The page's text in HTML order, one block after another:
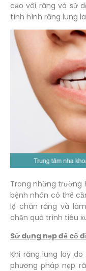
cạo vôi răng và sử
tình hình răng lung
Trong những trường
bệnh nhân có thể
lộ chân răng và
chặn quá trình tiêu
Sử dụng nẹp để cố
Khi răng lung lay
phương pháp nẹp